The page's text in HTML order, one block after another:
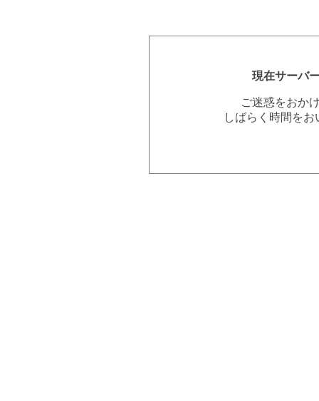
現在サーバ
ご迷惑をおか
しばらく時間を